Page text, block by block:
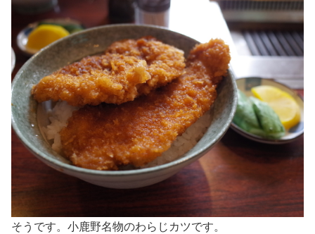
そうです。小鹿野名物のわらじカツです。